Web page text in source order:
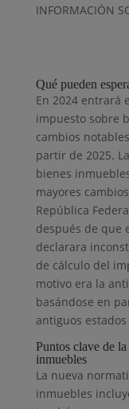
INFORMACIÓN
Qué pueden
En 2024 entrará
impuesto sobre
cambios
partir de 2025.
bienes
mayores
República
después de que
declarara
de cálculo del
motivo era la
basándose en
antiguos
Puntos clave de
inmuebles
La nueva
inmuebles